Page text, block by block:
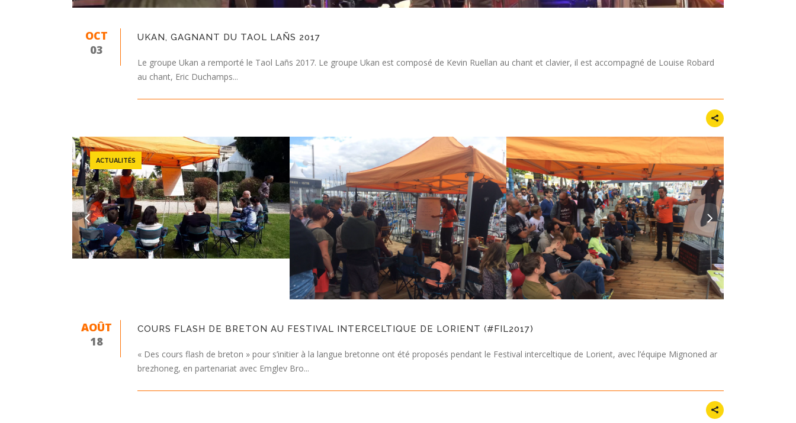
OCT
03
UKAN, GAGNANT DU TAOL LAÑS 2017
Le groupe Ukan a remporté le Taol Lañs 2017. Le groupe Ukan est composé de Kevin Ruellan au chant et clavier, il est accompagné de Louise Robard
au chant, Eric Duchamps...
ACTUALITÉS
AOÛT
18
COURS FLASH DE BRETON AU FESTIVAL INTERCELTIQUE DE LORIENT (#FIL2017)
« Des cours flash de breton » pour s’initier à la langue bretonne ont été proposés pendant le Festival interceltique de Lorient, avec l’équipe Mignoned ar
brezhoneg, en partenariat avec Emglev Bro...